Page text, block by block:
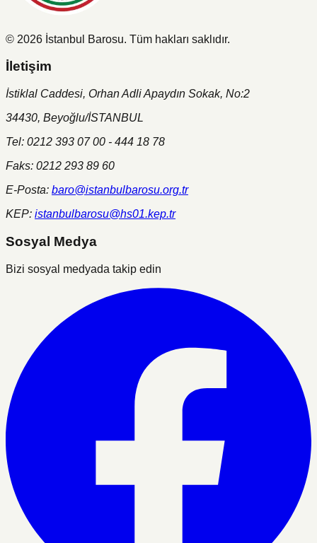
© 2026 İstanbul Barosu. Tüm hakları saklıdır.
İletişim
İstiklal Caddesi, Orhan Adli Apaydın Sokak, No:2
34430, Beyoğlu/İSTANBUL
Tel: 0212 393 07 00 - 444 18 78
Faks: 0212 293 89 60
E-Posta: baro@istanbulbarosu.org.tr
KEP: istanbulbarosu@hs01.kep.tr
Sosyal Medya
Bizi sosyal medyada takip edin